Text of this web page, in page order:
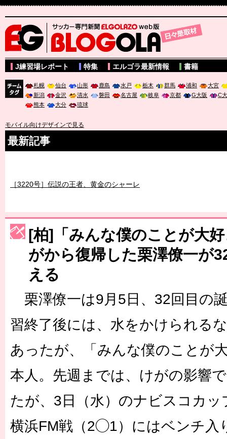
サッカー専門新聞ELGOLAZO web版 BLOGOLA
J練習場レポート 特集 エルゴラ最新情報 書籍
札幌 仙台 山形 鹿島 水戸 栃木 群馬 浦和
大宮
新潟
金沢 清水 磐田 名古屋 岐阜 京都 G大阪
C
熊本
大分 琉球
モバイル向けデザインで見る
最新記事
［3220号］伝説の王者、黄金のシャーレ
［3230号］世界一への夢は終わらない
［3223号］一丸。日本出陣
［3222号］史上最大のW杯開幕 注目は「個」
長谷川 アーリアジャスールさんがシンポジウム「気候変動から命
[柏]「みんな僕のことが大
がから復帰した栗澤僚一が
える
栗澤僚一は9月5日、32回目の
習終了後には、水をかけられる
あったが、「みんな僕のことが
本人。先週までは、けがの影響
たが、3日（水）のナビスコカッ
横浜FM戦（2◯1）にはベンチ入